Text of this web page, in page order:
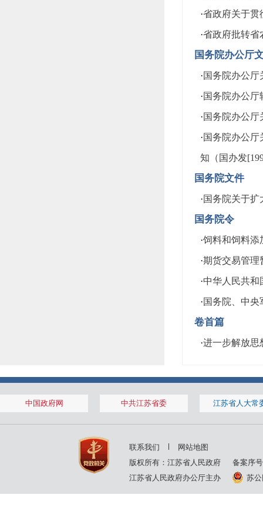
·省政府关于贯
·省政府批转省
国务院办公厅
·国务院办公厅
·国务院办公
·国务院办公厅
·国务院办公
知（国办发
国务院文件
·国务院关于扩
国务院令
·饲料和饲料添
·期货交易管理
·中华人民共和
·国务院、中
卷首篇
·进一步解放思
中国政府网 中共江苏省委 江苏省人大常
联系我们
网站地图
版权所有：江苏省人民政府
备案序
江苏省人民政府办公厅主办
苏